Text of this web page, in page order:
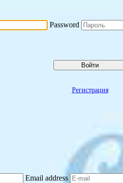
Password
Войти
Регистрация
Email address